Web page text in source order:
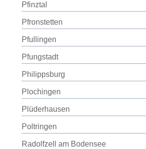
Pfinztal
Pfronstetten
Pfullingen
Pfungstadt
Philippsburg
Plochingen
Plüderhausen
Poltringen
Radolfzell am Bodensee